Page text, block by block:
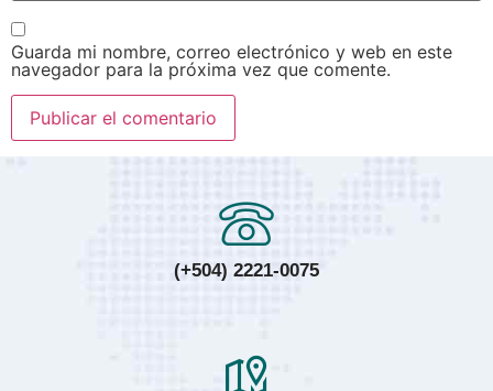
Guarda mi nombre, correo electrónico y web en este
navegador para la próxima vez que comente.
(+504) 2221-0075